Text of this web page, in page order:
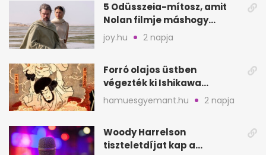
5 Odüsszeia-mítosz, amit
Nolan filmje máshogy
mutat, mint Homérosz
joy.hu 2 napja
Forró olajos üstben
végezték ki Ishikawa
Goemont, Japán Robin
Hoodját
hamuesgyemant.hu 2 napja
Woody Harrelson
tiszteletdíjat kap a